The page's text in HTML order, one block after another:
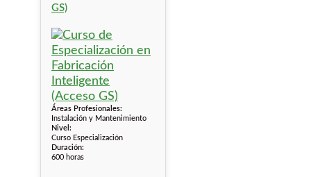
GS)
Áreas Profesionales:
Instalación y Mantenimiento
Nivel:
Curso Especialización
Duración:
600 horas